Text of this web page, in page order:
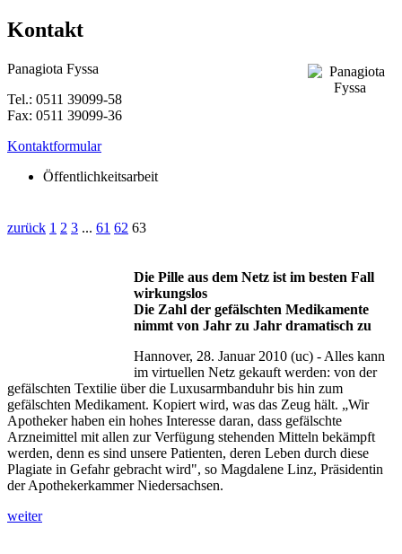
Kontakt
Panagiota Fyssa
Tel.: 0511 39099-58
Fax: 0511 39099-36
Kontaktformular
Öffentlichkeitsarbeit
zurück 1 2 3 ... 61 62 63
Die Pille aus dem Netz ist im besten Fall
wirkungslos
Die Zahl der gefälschten Medikamente
nimmt von Jahr zu Jahr dramatisch zu
Hannover, 28. Januar 2010 (uc) - Alles kann
im virtuellen Netz gekauft werden: von der
gefälschten Textilie über die Luxusarmbanduhr bis hin zum
gefälschten Medikament. Kopiert wird, was das Zeug hält. „Wir
Apotheker haben ein hohes Interesse daran, dass gefälschte
Arzneimittel mit allen zur Verfügung stehenden Mitteln bekämpft
werden, denn es sind unsere Patienten, deren Leben durch diese
Plagiate in Gefahr gebracht wird", so Magdalene Linz, Präsidentin
der Apothekerkammer Niedersachsen.
weiter